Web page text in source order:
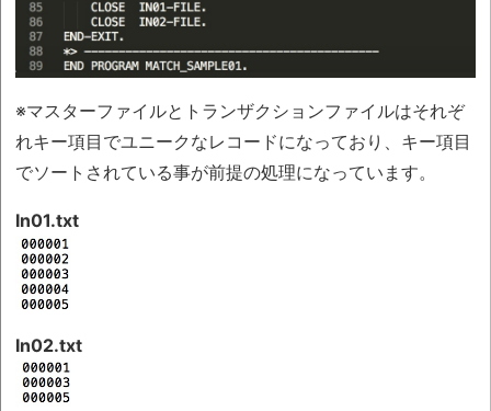
※マスターファイルとトランザクションファイルはそれぞ
れキー項目でユニークなレコードになっており、キー項目
でソートされている事が前提の処理になっています。
In01.txt
In02.txt